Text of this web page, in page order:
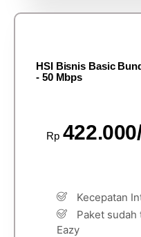
HSI Bisnis Basic
- 50 Mbps
Rp
Kecepatan
Paket
Eazy